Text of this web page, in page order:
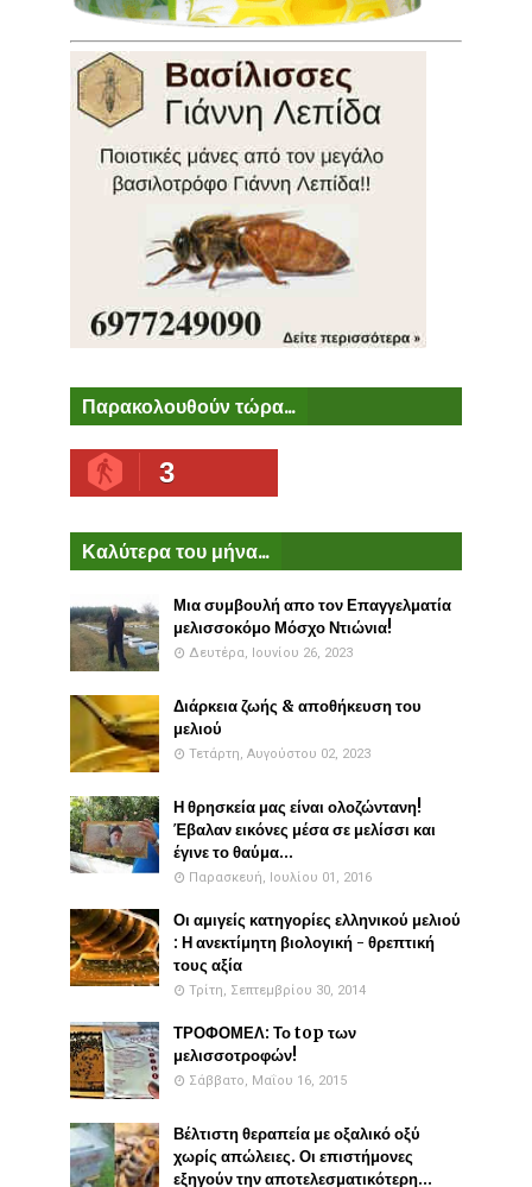
Παρακολουθούν τώρα...
3
Καλύτερα του μήνα...
Μια συμβουλή απο τον Επαγγελματία
μελισσοκόμο Μόσχο Ντιώνια!
Δευτέρα, Ιουνίου 26, 2023
Διάρκεια ζωής & αποθήκευση του
μελιού
Τετάρτη, Αυγούστου 02, 2023
Η θρησκεία μας είναι ολοζώντανη!
Έβαλαν εικόνες μέσα σε μελίσσι και
έγινε το θαύμα...
Παρασκευή, Ιουλίου 01, 2016
Οι αμιγείς κατηγορίες ελληνικού μελιού
: Η ανεκτίμητη βιολογική - θρεπτική
τους αξία
Τρίτη, Σεπτεμβρίου 30, 2014
ΤΡΟΦΟΜΕΛ: Το top των
μελισσοτροφών!
Σάββατο, Μαΐου 16, 2015
Βέλτιστη θεραπεία με οξαλικό οξύ
χωρίς απώλειες. Οι επιστήμονες
εξηγούν την αποτελεσματικότερη...